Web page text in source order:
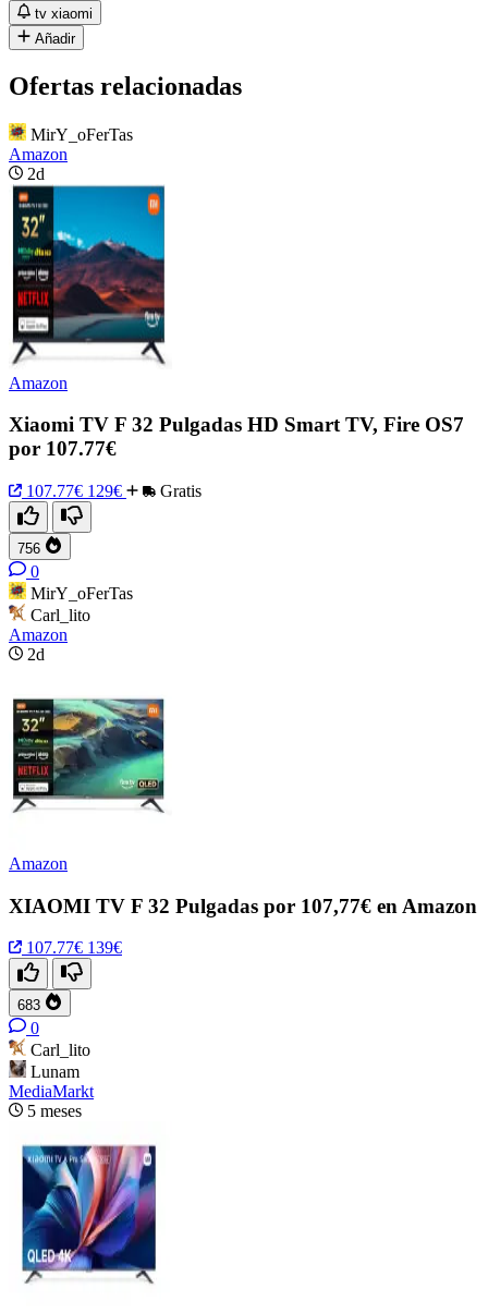
tv xiaomi
Añadir
Ofertas relacionadas
MirY_oFerTas
Amazon
2d
Amazon
Xiaomi TV F 32 Pulgadas HD Smart TV, Fire OS7
por 107.77€
107.77€ 129€ Gratis
756
0
MirY_oFerTas
Carl_lito
Amazon
2d
Amazon
XIAOMI TV F 32 Pulgadas por 107,77€ en Amazon
107.77€ 139€
683
0
Carl_lito
Lunam
MediaMarkt
5 meses